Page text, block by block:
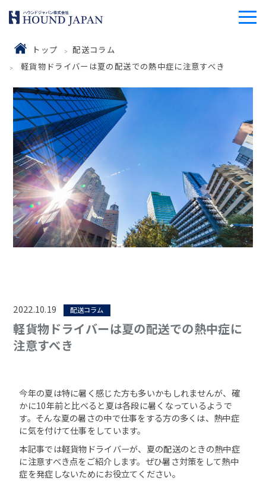
トップ
配送コラム
軽貨物ドライバーは夏の配送での熱中症に注意すべき
2022.10.19 配送コラム
軽貨物ドライバーは夏の配送での熱中症に
注意すべき
今年の夏は特に暑く感じた方も多いかもしれませんが、確
かに10年前と比べると夏は各段に暑くなっているようで
す。そんな夏の暑さの中で仕事をする方の多くは、熱中症
に気を付けて仕事をしています。
本記事では軽貨物ドライバーが、夏の配送のときの熱中症
に注意すべき点をご紹介します。ぜひ暑さ対策をして熱中
症を発症しないためにお役立てください。